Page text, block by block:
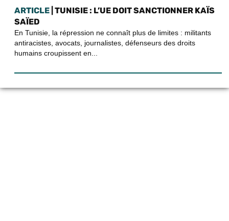
ARTICLE | TUNISIE : L’UE DOIT SANCTIONNER KAÏS
SAÏED
En Tunisie, la répression ne connaît plus de limites : militants
antiracistes, avocats, journalistes, défenseurs des droits
humains croupissent en...